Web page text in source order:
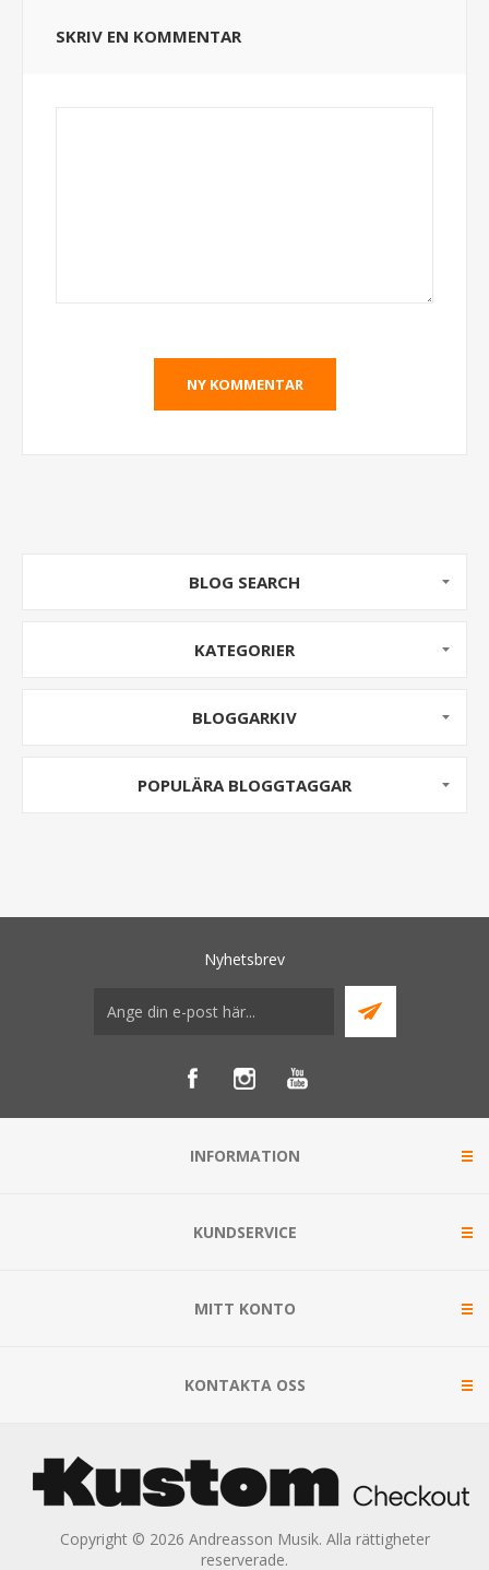
SKRIV EN KOMMENTAR
BLOG SEARCH
KATEGORIER
BLOGGARKIV
POPULÄRA BLOGGTAGGAR
Nyhetsbrev
INFORMATION
KUNDSERVICE
MITT KONTO
KONTAKTA OSS
Copyright © 2026 Andreasson Musik. Alla rättigheter
reserverade.